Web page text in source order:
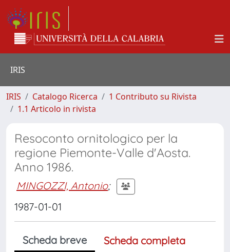
IRIS
IRIS Catalogo Ricerca
1 Contributo su Rivista
1.1 Articolo in rivista
Resoconto ornitologico per la
regione Piemonte-Valle d'Aosta.
Anno 1986.
MINGOZZI, Antonio;
1987-01-01
Scheda breve
Scheda completa